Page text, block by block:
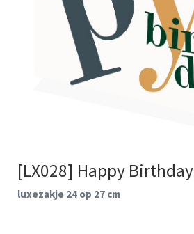
[LX028] Happy Birthday
luxezakje 24 op 27 cm